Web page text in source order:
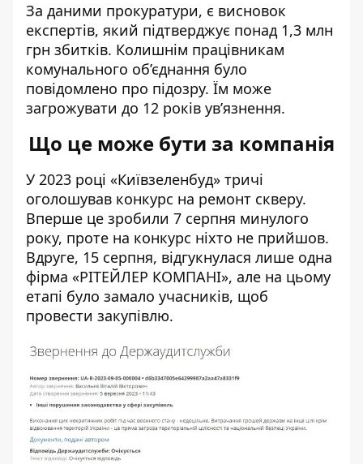
За даними прокуратури, є висновок
експертів, який підтверджує понад 1,3 млн
грн збитків. Колишнім працівникам
комунального об’єднання було
повідомлено про підозру. Їм може
загрожувати до 12 років ув’язнення.
Що це може бути за компанія
У 2023 році «Київзеленбуд» тричі
оголошував конкурс на ремонт скверу.
Вперше це зробили 7 серпня минулого
року, проте на конкурс ніхто не прийшов.
Вдруге, 15 серпня, відгукнулася лише одна
фірма «РІТЕЙЛЕР КОМПАНІ», але на цьому
етапі було замало учасників, щоб
провести закупівлю.